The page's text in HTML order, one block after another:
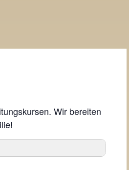
Wir bereiten